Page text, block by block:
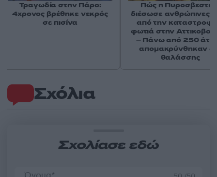
Σχόλια
Σχολίασε εδώ
Τραγωδία στην Πάρο:
4χρονος βρέθηκε νεκρός
σε πισίνα
Πώς η
διέσωσε ανθρώπινες
από την
φωτιά στην
– Πάνω από 250
απομακρύνθηκαν
θαλάσσης